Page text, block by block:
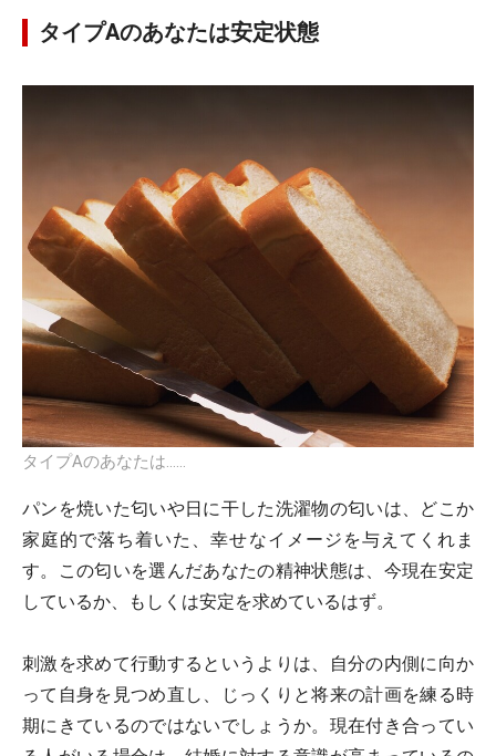
タイプAのあなたは安定状態
タイプAのあなたは……
パンを焼いた匂いや日に干した洗濯物の匂いは、どこか
家庭的で落ち着いた、幸せなイメージを与えてくれま
す。この匂いを選んだあなたの精神状態は、今現在安定
しているか、もしくは安定を求めているはず。
刺激を求めて行動するというよりは、自分の内側に向か
って自身を見つめ直し、じっくりと将来の計画を練る時
期にきているのではないでしょうか。現在付き合ってい